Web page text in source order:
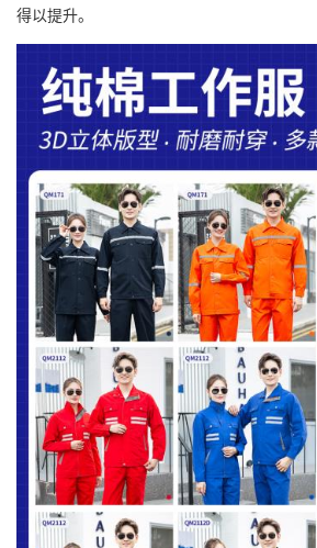
得以提升。